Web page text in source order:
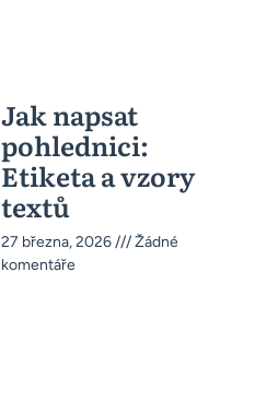
Jak napsat
pohlednici:
Etiketa a vzory
textů
27 března, 2026
Žádné
komentáře